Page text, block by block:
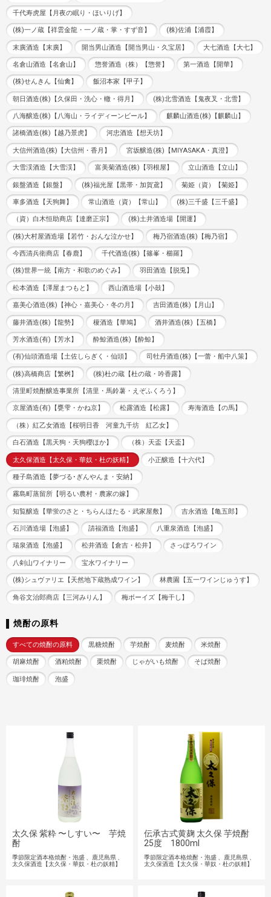
千代寿虎屋【月夜の眠り・ほいりげ】
(株)一ノ蔵【祥雲金龍・一ノ蔵・掌・すず音】 (株)佐浦【浦霞】
末廣酒造【末廣】 開当男山酒造【開当男山・久宝居】 大七酒造【大七】
名倉山酒造【名倉山】 惣誉酒造（株）【惣誉】 第一酒造【開華】
(株)せんきん【仙禽】 飯沼本家【甲子】
朝日酒造(株)【久保田・洗心・轍・得月】 (株)北雪酒造【鬼夜叉・北雪】
八海醸造(株)【八海山・ライディーンビール】 麒麟山酒造(株)【麒麟山】
諸橋酒造(株)【越乃景虎】 河忠酒造【想天坊】
大信州酒造(株)【大信州・香月】 宮坂醸造(株)【MIYASAKA・真澄】
大雪渓酒造【大雪渓】 富美菊酒造(株)【羽根屋】 立山酒造【立山】
銀盤酒造【銀盤】 (株)福光屋【黒帯・加賀鳶】 菊姫（資）【菊姫】
車多酒造【天狗舞】 常山酒造（資）【常山】 (株)三千盛【三千盛】
（資）白木恒助商店【達磨正宗】 (株)土井酒造場【開運】
(株)大村屋酒造場【若竹・おんな泣かせ】 梅乃宿酒造(株)【梅乃宿】
今西清兵衛商店【春鹿】 千代酒造(株)【篠峯・櫛羅】
(株)世界一統【南方・和歌のめぐみ】 羽田酒造【脱兎】
松本酒造【澤屋まつもと】 西山酒造場【小鼓】
嘉美心酒造(株)【神心・嘉美心・冬の月】 吉田酒造(株)【月山】
藤井酒造(株)【龍勢】 榎酒造【華鳩】 酒井酒造(株)【五橋】
芳水酒造(有)【芳水】 酔鯨酒造(株)【酔鯨】
(有)仙頭酒造場【土佐しらぎく・仙頭】 司牡丹酒造(株)【一蕾・船中八策】
(株)高橋商店【繁桝】 (株)杜の蔵【杜の蔵・吟香露】
清里町焼酎醸造事業所【清里・馬鈴薯・えぞふくろう】
京屋酒造(有)【甕雫・かね京】 松露酒造【松露】 寿海酒造【の馬】
（株）紅乙女酒造【桜明日香 河童九千坊 紅乙女】
白石酒造【黒天狗・天狗櫻ほか】 （株）天盃【天盃】
太久保酒造【太久保・華奴・杜の妖精】 小正醸造【十六代】
種子島酒造【夢づる･ぎんやんま・安納】
霧島町蒸留所【明るい農村・農家の嫁】
知覧醸造【華蛍のさと・ちらんほたる・武家屋敷】 吉永酒造【亀五郎】
石川酒造場【泡盛】 請福酒造【泡盛】 八重泉酒造【泡盛】
瑞泉酒造【泡盛】 松井酒造【倉吉・松井】 さっぽろワイン
八剣山ワイナリー 宝水ワイナリー
(株)シュヴァリエ【天然地下蔵熟成ワイン】 林農園【五一ワインじゅうす】
角谷文治郎商店【三河みりん】 梅ボーイズ【梅干し】
焼酎の原料
すべての焼酎の原料 黒糖焼酎 芋焼酎 麦焼酎 米焼酎
胡麻焼酎 酒粕焼酎 栗焼酎 じゃがいも焼酎 そば焼酎
珈琲焼酎 泡盛
太久保 紫粋 〜しすい〜 芋焼
酎
季節限定酒本格焼酎・泡盛
鹿児島県
太久保酒造【太久保・華奴・杜の妖精】
伝承古式黄麹 太久保 芋焼酎
25度 1800ml
季節限定酒本格焼酎・泡盛
鹿児島県
太久保酒造【太久保・華奴・杜の妖精】